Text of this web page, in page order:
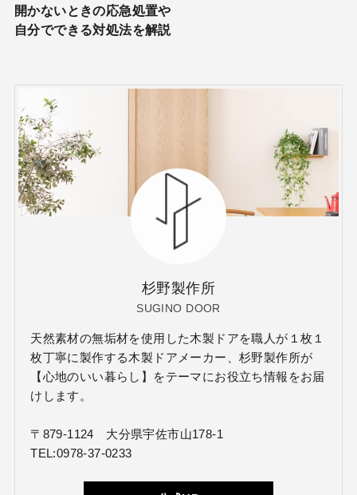
開かないときの応急処置や
自分でできる対処法を解説
杉野製作所
SUGINO DOOR
天然素材の無垢材を使用した木製ドアを職人が１枚１
枚丁寧に製作する木製ドアメーカー、杉野製作所が
【心地のいい暮らし】をテーマにお役立ち情報をお届
けします。
〒879-1124 大分県宇佐市山178-1
TEL:0978-37-0233